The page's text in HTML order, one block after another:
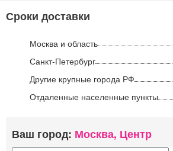
Ваш город: Москва, Центр
Сроки доставки
Москва и область
Санкт-Петербург
Другие крупные города РФ
Отдаленные населенные пункты